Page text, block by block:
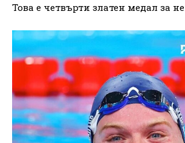
Това е четвърти златен медал за